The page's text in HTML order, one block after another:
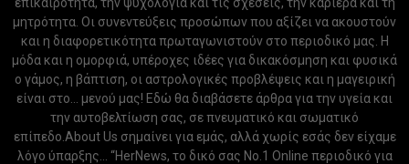
μητρότητα. Οι συνεντεύξεις προσώπων που αξίζει να ακουστούν
και η διαφορετικότητα πρωταγωνιστούν στο περιοδικό μας. Η
μόδα και η ομορφιά, υπέροχες ιδέες για δικακόσμηση και φυσικά
ο γάμος, η βάπτιση, οι αστρολογικές προβλέψεις και η μαγειρική
είναι στο... μενού μας! Εδώ θα διαβάσετε άρθρα για την υγεία και
την αυτοβελτίωση σας, σε πνευματικό και σωματικό
επίπεδο.About Us σημαίνει για εμάς, αλλά χωρίς εσάς δεν είχαμε
λόγο ύπαρξης... “HerNews, το δικό σας Νo.1 Online περιοδικό για